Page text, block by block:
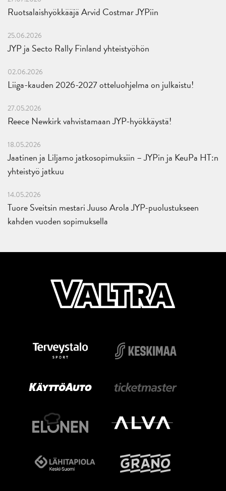
Ruotsalaishyökkääjä Arvid Costmar JYPiin
25.06.2026
JYP ja Secto Rally Finland yhteistyöhön
02.06.2026
Liiga-kauden 2026-2027 otteluohjelma on julkaistu!
27.05.2026
Reece Newkirk vahvistamaan JYP-hyökkäystä!
18.05.2026
Jaatinen ja Liljamo jatkosopimuksiin – JYPin ja KeuPa HT:n
yhteistyö jatkuu
14.05.2026
Tuore Sveitsin mestari Juuso Arola JYP-puolustukseen
kahden vuoden sopimuksella